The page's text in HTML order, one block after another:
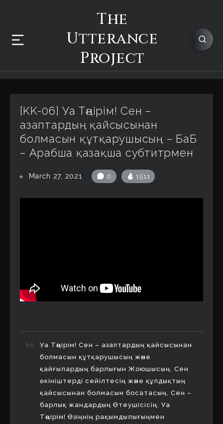
The
Utterance
Project
[KK-06] Уа Тәңірім! Сен –
азаптардың қайсысынан
болмасын құтқарушысың – БaБ
– Арабша қазақша субтитрмен
March 27, 2021 0 1511
Уа Тәңірім! Сен – азаптардың қайсысынан
болмасын құтқарушысың және
қайғылардың барлығын Жоюшысың. Сен
өкініштерді сейілтесің және құлдықтың
қайсысынан болмасын босатасың, Сен –
барлық жандардың Өтеушісісің. Уа
Тәңірім! Өзіңнің рақымдылығыңмен